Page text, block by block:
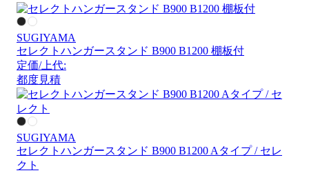
SUGIYAMA
セレクトハンガースタンド B900 B1200 棚板付
定価/上代:
都度見積
SUGIYAMA
セレクトハンガースタンド B900 B1200 Aタイプ / セレ
クト